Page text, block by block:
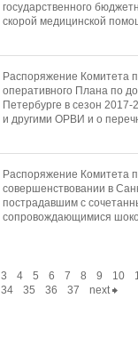
государственного
скорой медицинской
Распоряжение Комитета
оперативного Плана по
Петербурге в сезон
и другими ОРВИ и о
Распоряжение Комитета
совершенствовании в
пострадавшим с
сопровождающимися
3 4 5 6 7 8 9 10
34 35 36 37 next